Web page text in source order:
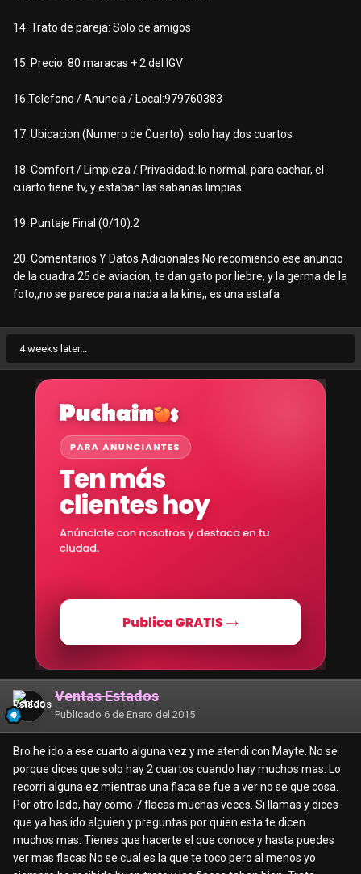
14. Trato de pareja: Solo de amigos
15. Precio: 80 maracas + 2 del IGV
16.Telefono / Anuncia / Local:979760383
17. Ubicacion (Numero de Cuarto): solo hay dos cuartos
18. Comfort / Limpieza / Privacidad: lo normal, para cachar, el
cuarto tiene tv, y estaban las sabanas limpias
19. Puntaje Final (0/10):2
20. Comentarios Y Datos Adicionales:No recomiendo ese anuncio
de la cuadra 25 de aviacion, te dan gato por liebre, y la germa de la
foto,,no se parece para nada a la kine,, es una estafa
4 weeks later...
Ventas Estados
Publicado 6 de Enero del 2015
Bro he ido a ese cuarto alguna vez y me atendi con Mayte. No se
porque dices que solo hay 2 cuartos cuando hay muchos mas. Lo
recorri alguna ez mientras una flaca se fue a ver no se que cosa.
Por otro lado, hay como 7 flacas muchas veces. Si llamas y dices
que ya has ido alguien y preguntas por quien esta te dicen
muchos mas. Tienes que hacerte el que conoce y hasta puedes
ver mas flacas No se cual es la que te toco pero al menos yo